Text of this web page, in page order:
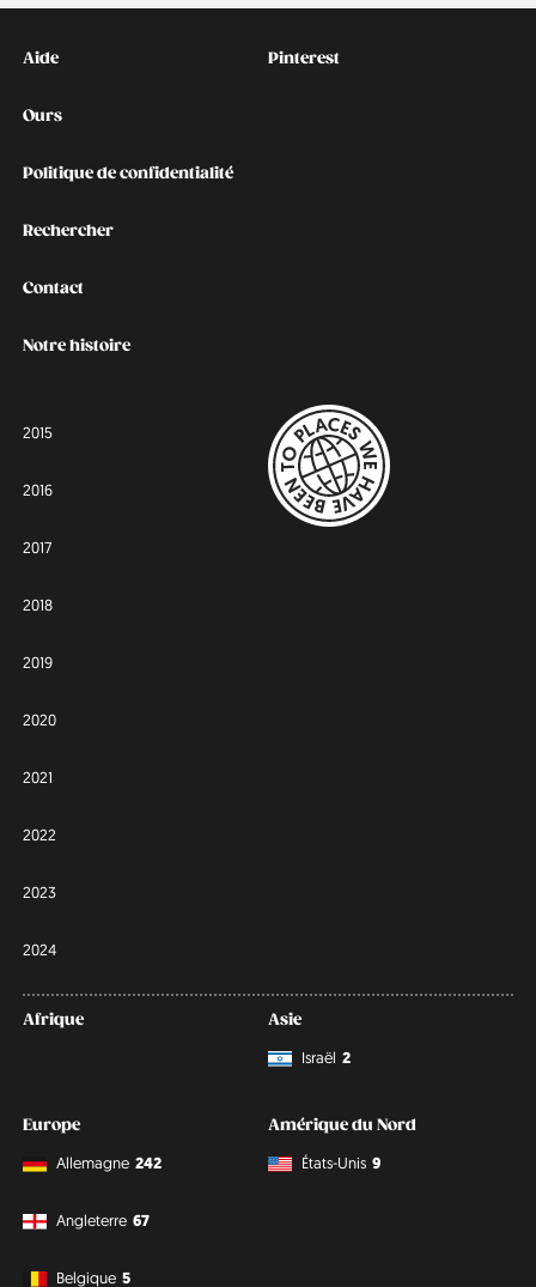
Kontakt
Aide
Ours
Politique de confidentialité
Rechercher
Contact
Notre histoire
Social
Pinterest
2015
2016
2017
2018
2019
2020
2021
2022
2023
2024
Afrique
Asie
Israël 2
Europe
Allemagne 242
Angleterre 67
Belgique 5
Amérique du Nord
États-Unis 9